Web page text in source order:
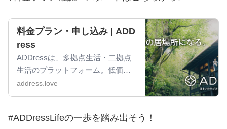
料金プラン・申し込み | ADD
ress
ADDressは、多拠点生活・二拠点
生活のプラットフォーム。低価
格〜充実プランまで、複数のプラ
address.love
#ADDressLifeの一歩を踏み出そう！